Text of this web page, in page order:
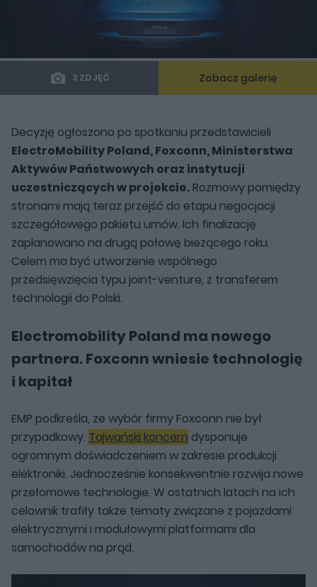
3 ZDJĘĆ Zobacz galerię
Decyzję ogłoszono po spotkaniu przedstawicieli
ElectroMobility Poland, Foxconn, Ministerstwa
Aktywów Państwowych oraz instytucji
uczestniczących w projekcie. Rozmowy pomiędzy
stronami mają teraz przejść do etapu negocjacji
szczegółowego pakietu umów. Ich finalizację
zaplanowano na drugą połowę bieżącego roku.
Celem ma być utworzenie wspólnego
przedsięwzięcia typu joint-venture, z transferem
technologii do Polski.
Electromobility Poland ma nowego
partnera.Foxconn wniesie technologię
i kapitał
EMP podkreśla, że wybór firmy Foxconn nie był
przypadkowy. Tajwański koncern dysponuje
ogromnym doświadczeniem w zakresie produkcji
elektroniki. Jednocześnie konsekwentnie rozwija nowe
przełomowe technologie. W ostatnich latach na ich
celownik trafiły także tematy związane z pojazdami
elektrycznymi i modułowymi platformami dla
samochodów na prąd.